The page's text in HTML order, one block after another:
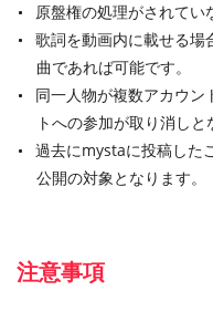
原盤権の処理がされてい
歌詞を動画内に載せる場
曲であれば可能です。
同一人物が複数アカウン
トへの参加が取り消しと
過去にmystaに投稿した
公開の対象となります。
注意事項